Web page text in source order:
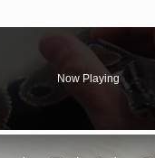
Now Playing